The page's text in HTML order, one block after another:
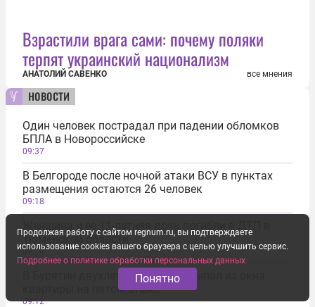
Взрастили врага сами: почему поляки
терпят украинский национализм
АНАТОЛИЙ САВЕНКО все мнения
новости
Один человек пострадал при падении обломков
БПЛА в Новороссийске
09:37
В Белгороде после ночной атаки ВСУ в пунктах
размещения остаются 26 человек
09:18
Женщина и ее 11-летняя дочь погибли в ДТП в
Тюменской области
09:14
В Бурятии двухлетний ребенок выпал из окна
квартиры на пятом этаже
09:12
Продолжая работу с сайтом regnum.ru, вы подтверждаете
использование cookies вашего браузера с целью улучшить сервис.
Подробнее о политике обработки персональных данных
Понятно